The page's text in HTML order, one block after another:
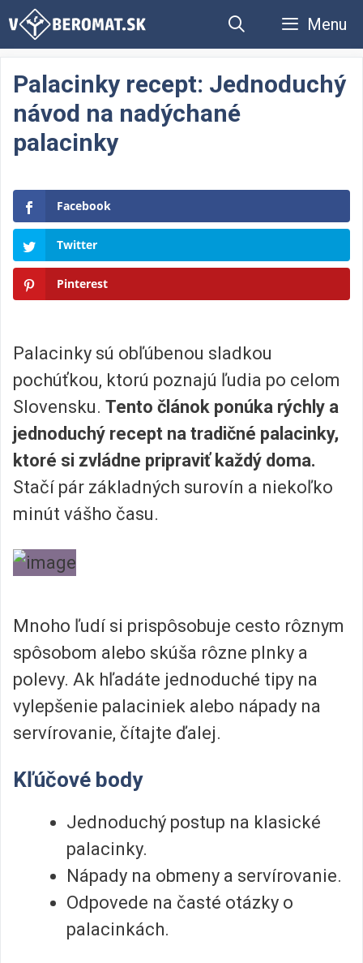
Preskočiť
Menu
Palacinky recept: Jednoduchý
návod na nadýchané
palacinky
Facebook
Twitter
Pinterest
Palacinky sú obľúbenou sladkou
pochúťkou, ktorú poznajú ľudia po celom
Slovensku. Tento článok ponúka rýchly a
jednoduchý recept na tradičné palacinky,
ktoré si zvládne pripraviť každý doma.
Stačí pár základných surovín a niekoľko
minút vášho času.
Mnoho ľudí si prispôsobuje cesto rôznym
spôsobom alebo skúša rôzne plnky a
polevy. Ak hľadáte jednoduché tipy na
vylepšenie palaciniek alebo nápady na
servírovanie, čítajte ďalej.
Kľúčové body
Jednoduchý postup na klasické
palacinky.
Nápady na obmeny a servírovanie.
Odpovede na časté otázky o
palacinkách.